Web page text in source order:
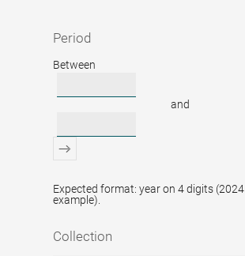
Period
Period
Between
and
Expected format: year on 4 digits
example).
Collection